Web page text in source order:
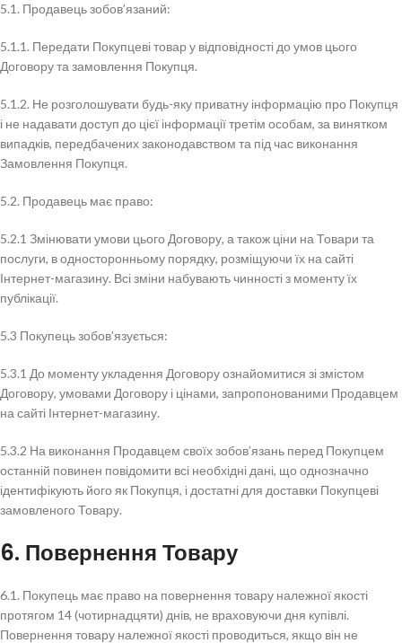
5.1. Продавець зобов’язаний:
5.1.1. Передати Покупцеві товар у відповідності до умов цього
Договору та замовлення Покупця.
5.1.2. Не розголошувати будь-яку приватну інформацію про Покупця
і не надавати доступ до цієї інформації третім особам, за винятком
випадків, передбачених законодавством та під час виконання
Замовлення Покупця.
5.2. Продавець має право:
5.2.1 Змінювати умови цього Договору, а також ціни на Товари та
послуги, в односторонньому порядку, розміщуючи їх на сайті
Інтернет-магазину. Всі зміни набувають чинності з моменту їх
публікації.
5.3 Покупець зобов’язується:
5.3.1 До моменту укладення Договору ознайомитися зі змістом
Договору, умовами Договору і цінами, запропонованими Продавцем
на сайті Інтернет-магазину.
5.3.2 На виконання Продавцем своїх зобов’язань перед Покупцем
останній повинен повідомити всі необхідні дані, що однозначно
ідентифікують його як Покупця, і достатні для доставки Покупцеві
замовленого Товару.
6. Повернення Товару
6.1. Покупець має право на повернення товару належної якості
протягом 14 (чотирнадцяти) днів, не враховуючи дня купівлі.
Повернення товару належної якості проводиться, якщо він не